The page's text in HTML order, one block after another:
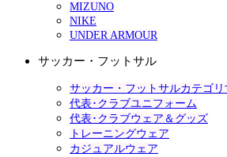
MIZUNO
NIKE
UNDER ARMOUR
サッカー・フットサル
サッカー・フットサルカテゴリ
代表･クラブユニフォーム
代表･クラブウェア＆グッズ
トレーニングウェア
カジュアルウェア